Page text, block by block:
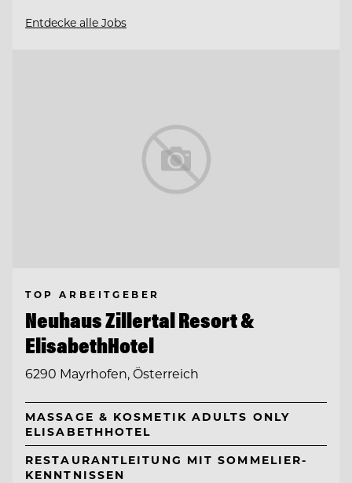
Entdecke alle Jobs
TOP ARBEITGEBER
Neuhaus Zillertal Resort &
ElisabethHotel
6290 Mayrhofen, Österreich
MASSAGE & KOSMETIK ADULTS ONLY
ELISABETHHOTEL
RESTAURANTLEITUNG MIT SOMMELIER-
KENNTNISSEN